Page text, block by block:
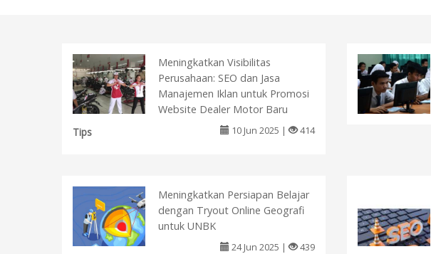
Meningkatkan Visibilitas
Perusahaan: SEO dan Jasa
Manajemen Iklan untuk Promosi
Website Dealer Motor Baru
Tips
10 Jun 2025 | 414
Meningkatkan Persiapan Belajar
dengan Tryout Online Geografi
untuk UNBK
24 Jun 2025 | 439